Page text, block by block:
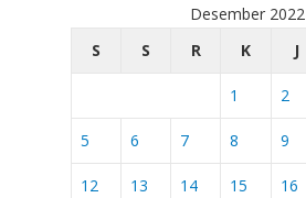
Desember 2022
S
S R K J
1 2
5 6 7 8 9
12 13 14 15 16